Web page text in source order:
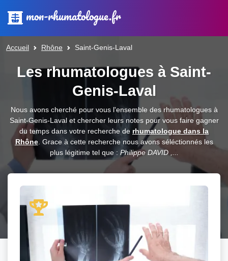
mon-rhumatologue.fr
Accueil Rhône Saint-Genis-Laval
Les rhumatologues à Saint-
Genis-Laval
Nous avons cherché pour vous l'ensemble des rhumatologues à
Saint-Genis-Laval et chercher leurs notes pour vous faire gagner
du temps dans votre recherche de rhumatologue dans la
Rhône. Grace à cette recherche nous avons séléctionnés les
plus légitime tel que : Philippe DAVID ,...